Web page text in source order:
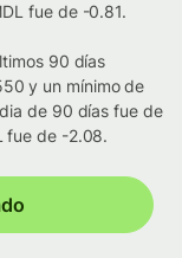
fue de -0.81.
90 días
y un mínimo de
de 90 días fue de
fue de -2.08.